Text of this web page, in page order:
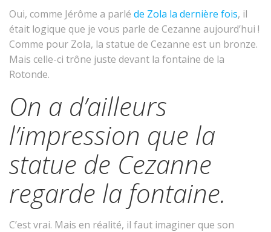
Oui, comme Jérôme a parlé de Zola la dernière fois, il
était logique que je vous parle de Cezanne aujourd’hui !
Comme pour Zola, la statue de Cezanne est un bronze.
Mais celle-ci trône juste devant la fontaine de la
Rotonde.
On a d’ailleurs
l’impression que la
statue de Cezanne
regarde la fontaine.
C’est vrai. Mais en réalité, il faut imaginer que son